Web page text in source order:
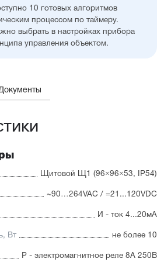
10 готовых алгоритмов
процессом по таймеру.
выбрать в настройках прибора
управления объектом.
устройств после
сушки и покраски,
CIP-моек
Щитовой Щ1 (96×96×53, IP54)
~90…264VAC / =21...120VDC
И - ток 4...20мА
Вт не более 10
Р - электромагнитное реле 8А 250В